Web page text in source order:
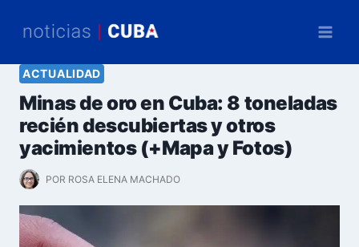
ACTUALIDAD
Minas de oro en Cuba: 8 toneladas
recién descubiertas y otros
yacimientos (+Mapa y Fotos)
POR ROSA ELENA MACHADO